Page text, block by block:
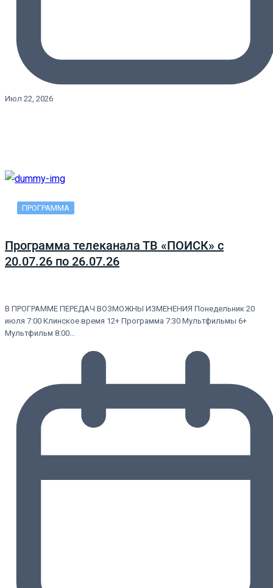
Июл 22, 2026
ПРОГРАММА
Программа телеканала ТВ «ПОИСК» с
20.07.26 по 26.07.26
В ПРОГРАММЕ ПЕРЕДАЧ ВОЗМОЖНЫ ИЗМЕНЕНИЯ Понедельник 20
июля 7:00 Клинское время 12+ Программа 7:30 Мультфильмы 6+
Мультфильм 8:00…